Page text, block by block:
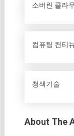
소버린 클라
컴퓨팅 컨티
청색기술
About The